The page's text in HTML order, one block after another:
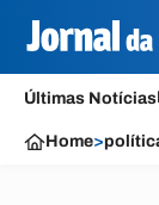
Últimas Notícias
Home>